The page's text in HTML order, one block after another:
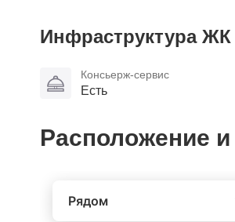
Инфраструктура ЖК
Консьерж-сервис
Есть
Расположение
Рядом